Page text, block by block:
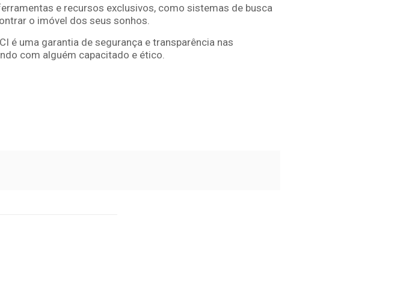
e recursos exclusivos, como sistemas de busca
o imóvel dos seus sonhos.
é uma garantia de segurança e transparência nas
com alguém capacitado e ético.